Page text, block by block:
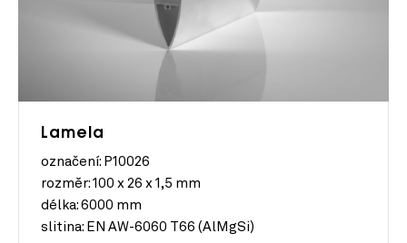
Lamela
označení: P10026
rozměr: 100 x 26 x 1,5 mm
délka: 6000 mm
slitina: EN AW-6060 T66 (AlMgSi)